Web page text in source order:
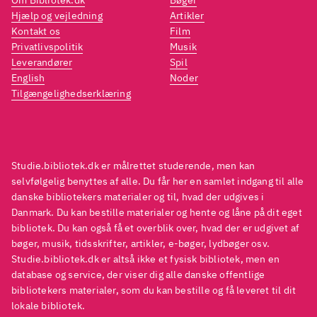
Studie.bibliotek.dk er målrettet studerende, men kan
selvfølgelig benyttes af alle. Du får her en samlet indgang til alle
danske bibliotekers materialer og til, hvad der udgives i
Danmark. Du kan bestille materialer og hente og låne på dit eget
bibliotek. Du kan også få et overblik over, hvad der er udgivet af
bøger, musik, tidsskrifter, artikler, e-bøger, lydbøger osv.
Studie.bibliotek.dk er altså ikke et fysisk bibliotek, men en
database og service, der viser dig alle danske offentlige
bibliotekers materialer, som du kan bestille og få leveret til dit
lokale bibliotek.
Hjælp og vejledning
Kontakt os
Privatlivspolitik
Leverandører
English
Tilgængelighedserklæring
Artikler
Film
Musik
Spil
Noder